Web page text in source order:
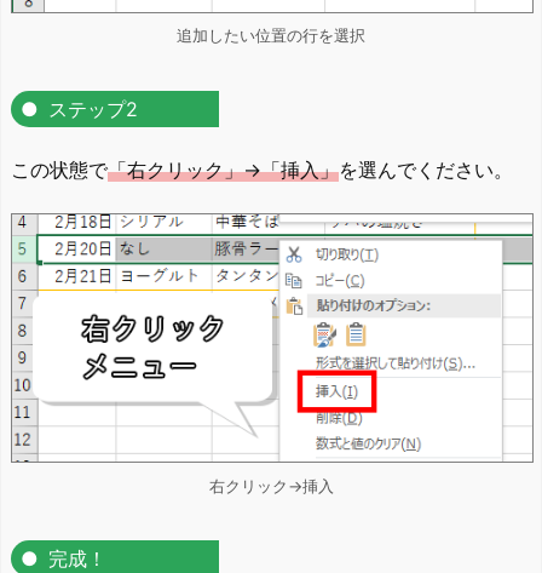
追加したい位置の行を選択
ステップ2
この状態で「右クリック」→「挿入」を選んでください。
右クリック→挿入
完成！